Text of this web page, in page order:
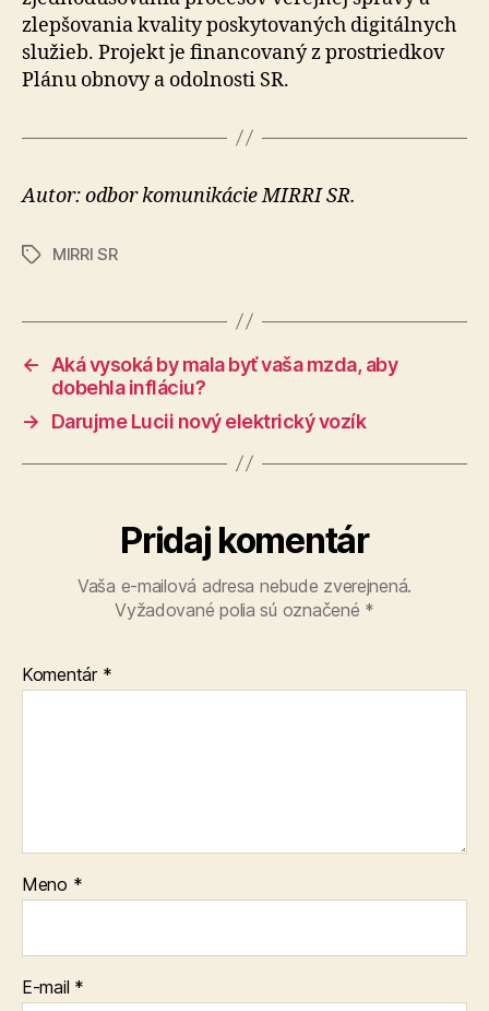
zlepšovania kvality poskytovaných digitálnych
služieb. Projekt je financovaný z prostriedkov
Plánu obnovy a odolnosti SR.
Autor: odbor komunikácie MIRRI SR.
ZnačkyMIRRI SR
←
Aká vysoká by mala byť vaša mzda, aby
dobehla infláciu?
→
Darujme Lucii nový elektrický vozík
Pridaj komentár
Vaša e-mailová adresa nebude zverejnená.
Vyžadované polia sú označené *
Komentár *
Meno *
E-mail *